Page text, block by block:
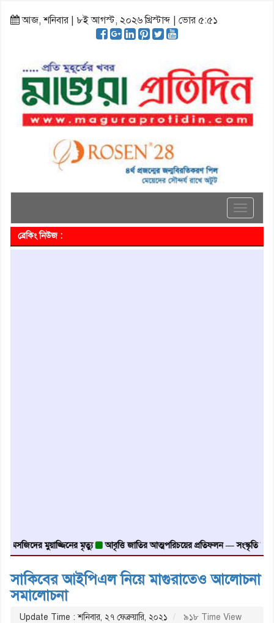
আজ, শনিবার | ৮ই আগস্ট, ২০২৬ খ্রিস্টাব্দ | ভোর ৫:৫১
Toggle
ব্রেকিং নিউজ :
মুয়াজ্জিনের মৃত্যু আবৃত্তি জাতির আত্মপরিচয়ের প্রতিফলন — সংস্কৃতি মন্ত্রী
সাকিবের আইপিএল নিয়ে মাগুরাতেও আলোচনা
সমালোচনা
Update Time : শনিবার, ২৭ ফেব্রুয়ারি, ২০২১ ৯১৮ Time View